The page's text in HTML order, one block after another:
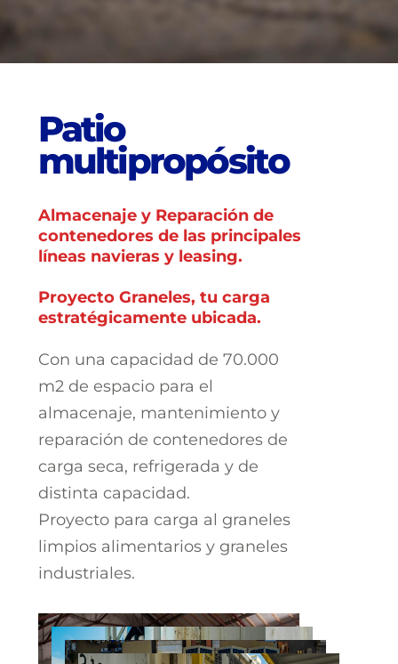
Patio
multipropósito
Almacenaje y Reparación de
contenedores de las principales
líneas navieras y leasing.
Proyecto Graneles, tu carga
estratégicamente ubicada.
Con una capacidad de 70.000
m2 de espacio para el
almacenaje, mantenimiento y
reparación de contenedores de
carga seca, refrigerada y de
distinta capacidad.
Proyecto para carga al graneles
limpios alimentarios y graneles
industriales.